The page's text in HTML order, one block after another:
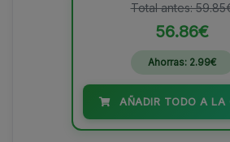
Total antes:
56.86€
Ahorras: 2.99€
AÑADIR TODO A LA